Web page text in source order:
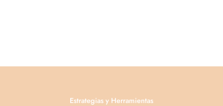
Estrategias y Herramientas